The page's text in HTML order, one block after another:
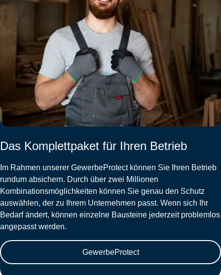
Das Komplettpaket für Ihren Betrieb
Im Rahmen unserer GewerbeProtect können Sie Ihren Betrieb
rundum absichern. Durch über zwei Millionen
Kombinationsmöglichkeiten können Sie genau den Schutz
auswählen, der zu Ihrem Unternehmen passt. Wenn sich Ihr
Bedarf ändert, können einzelne Bausteine jederzeit problemlos
angepasst werden.
GewerbeProtect